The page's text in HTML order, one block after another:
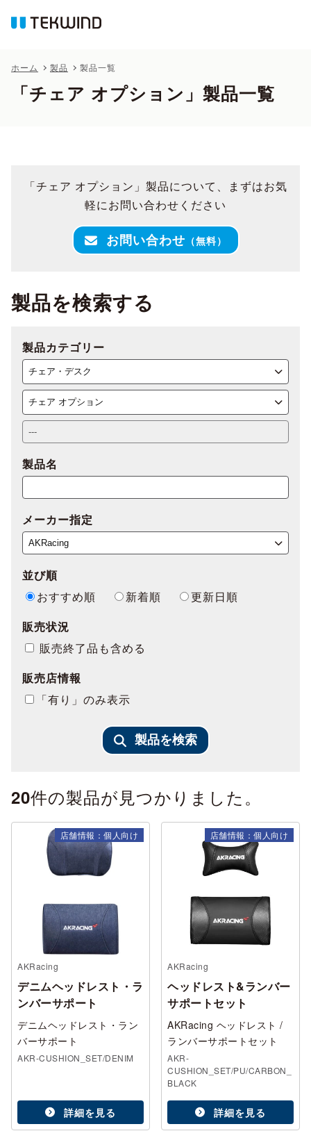
ホーム 製品 製品一覧
「チェア オプション」製品一覧
「チェア オプション」製品について、まずはお気
軽にお問い合わせください
お問い合わせ （無料）
製品を検索する
製品カテゴリー
製品名
メーカー指定
並び順
おすすめ順
新着順
更新日順
販売状況
販売終了品も含める
販売店情報
「有り」のみ表示
製品を検索
20件の製品が見つかりました。
店舗情報：個人向け
AKRacing
デニムヘッドレスト・ラ
ンバーサポート
デニムヘッドレスト・ラン
バーサポート
AKR-CUSHION_SET/DENIM
詳細を見る
店舗情報：個人向け
AKRacing
ヘッドレスト&ランバー
サポートセット
AKRacing ヘッドレスト /
ランバーサポートセット
AKR-
CUSHION_SET/PU/CARBON_
BLACK
詳細を見る